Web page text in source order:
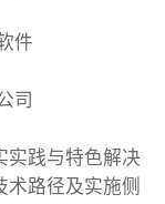
件
司
实践与特色解决
路径及实施侧